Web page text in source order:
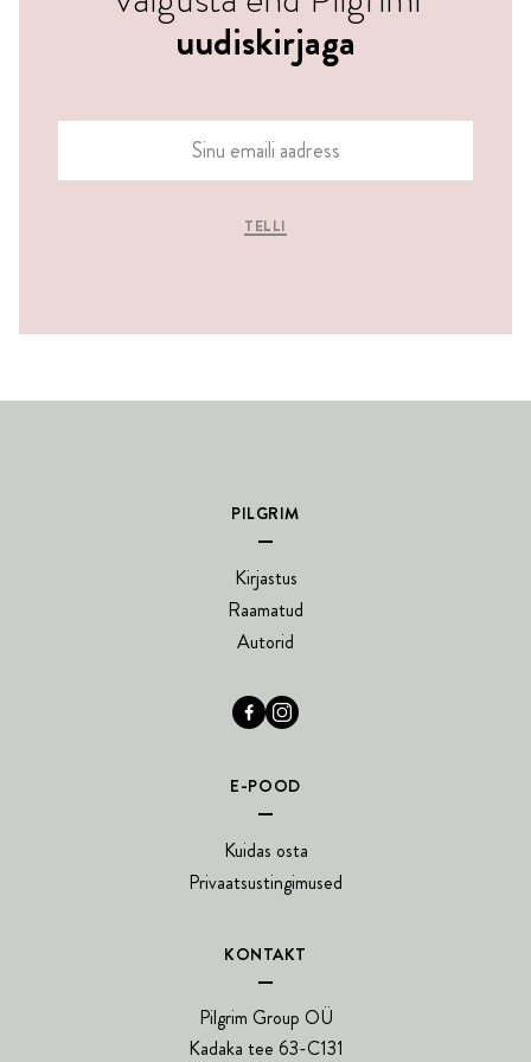
uudiskirjaga
TELLI
PILGRIM
Kirjastus
Raamatud
Autorid
E-POOD
Kuidas osta
Privaatsustingimused
KONTAKT
Pilgrim Group OÜ
Kadaka tee 63-C131